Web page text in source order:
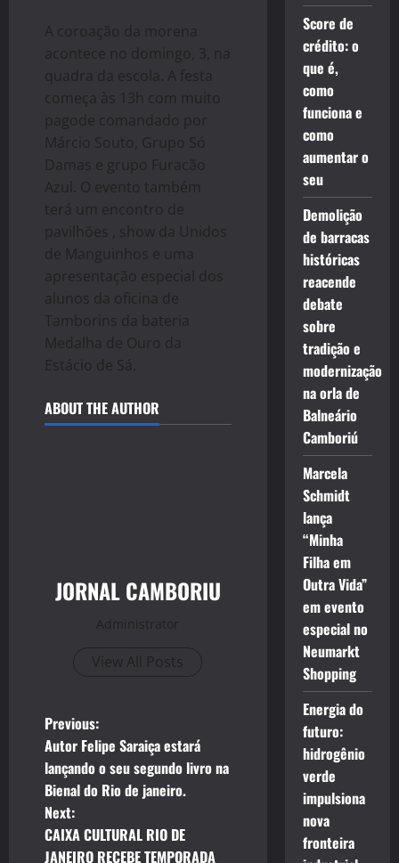
A coroação da morena
acontece no domingo, 3, na
quadra da escola. A festa
começa às 13h com muito
pagode comandado por
Márcio Souto, Grupo Só
Damas e grupo Furacão
Azul. O evento também
terá um encontro de
pavilhões , show da Unidos
de Manguinhos e uma
apresentação especial dos
alunos da oficina de
Tamborins da bateria
Medalha de Ouro da
Estácio de Sá.
ABOUT THE AUTHOR
JORNAL CAMBORIU
Administrator
View All Posts
P
o
s
t
Previous:
Autor Felipe Saraiça estará
lançando o seu segundo livro na
Bienal do Rio de janeiro.
Next:
CAIXA CULTURAL RIO DE
JANEIRO RECEBE TEMPORADA
Score de
crédito: o
que é,
como
funciona e
como
aumentar o
seu
Demolição
de barracas
históricas
reacende
debate
sobre
tradição e
modernização
na orla de
Balneário
Camboriú
Marcela
Schmidt
lança
“Minha
Filha em
Outra Vida”
em evento
especial no
Neumarkt
Shopping
Energia do
futuro:
hidrogênio
verde
impulsiona
nova
fronteira